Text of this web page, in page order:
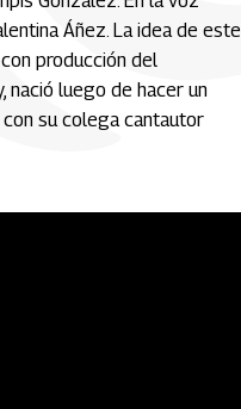
Áñez. La idea de este
producción del
nació luego de hacer un
su colega cantautor